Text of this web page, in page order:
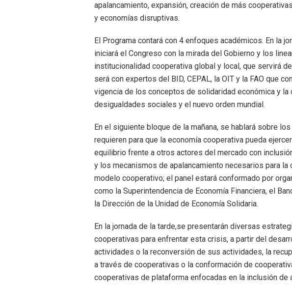
apalancamiento, expansión, creación de más
y economías disruptivas.
El Programa contará con 4 enfoques académicos. En la
iniciará el Congreso con la mirada del Gobierno y los
institucionalidad cooperativa global y local, que servirá
será con expertos del BID, CEPAL, la OIT y la FAO que
vigencia de los conceptos de solidaridad económica y la
desigualdades sociales y el nuevo orden mundial.
En el siguiente bloque de la mañana, se hablará sobre
requieren para que la economía cooperativa pueda
equilibrio frente a otros actores del mercado con
y los mecanismos de apalancamiento necesarios para la
modelo cooperativo; el panel estará conformado por
como la Superintendencia de Economía Financiera, el
la Dirección de la Unidad de Economía Solidaria.
En la jornada de la tarde,se presentarán diversas
cooperativas para enfrentar esta crisis, a partir del
actividades o la reconversión de sus actividades, la
a través de cooperativas o la conformación de
cooperativas de plataforma enfocadas en la inclusión